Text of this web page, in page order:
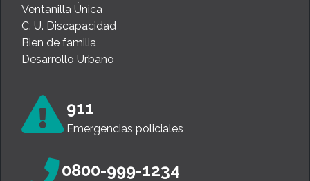
Ventanilla Única
C. U. Discapacidad
Bien de familia
Desarrollo Urbano
911
Emergencias policiales
0800-999-1234